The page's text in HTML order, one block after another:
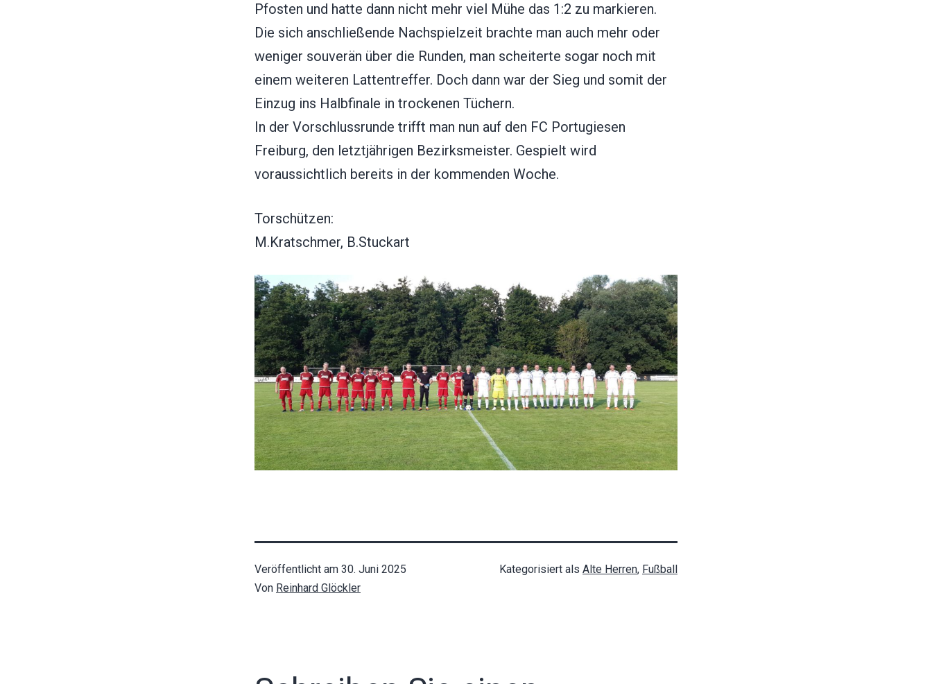
Pfosten und hatte dann nicht mehr viel Mühe das 1:2 zu markieren.
Die sich anschließende Nachspielzeit brachte man auch mehr oder
weniger souverän über die Runden, man scheiterte sogar noch mit
einem weiteren Lattentreffer. Doch dann war der Sieg und somit der
Einzug ins Halbfinale in trockenen Tüchern.
In der Vorschlussrunde trifft man nun auf den FC Portugiesen
Freiburg, den letztjährigen Bezirksmeister. Gespielt wird
voraussichtlich bereits in der kommenden Woche.
Torschützen:
M.Kratschmer, B.Stuckart
Veröffentlicht am 30. Juni 2025
Von Reinhard Glöckler
Kategorisiert als Alte Herren, Fußball